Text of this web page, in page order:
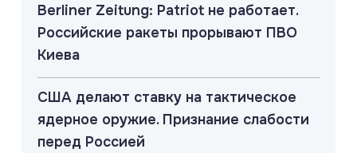
Berliner Zeitung: Patriot не работает.
Российские ракеты прорывают ПВО
Киева
США делают ставку на тактическое
ядерное оружие. Признание слабости
перед Россией